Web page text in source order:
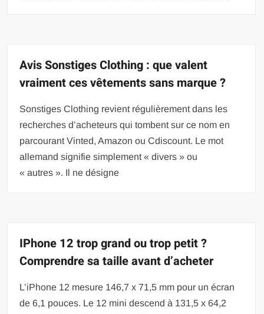
Avis Sonstiges Clothing : que valent
vraiment ces vêtements sans marque ?
Sonstiges Clothing revient régulièrement dans les
recherches d’acheteurs qui tombent sur ce nom en
parcourant Vinted, Amazon ou Cdiscount. Le mot
allemand signifie simplement « divers » ou
« autres ». Il ne désigne
IPhone 12 trop grand ou trop petit ?
Comprendre sa taille avant d’acheter
L’iPhone 12 mesure 146,7 x 71,5 mm pour un écran
de 6,1 pouces. Le 12 mini descend à 131,5 x 64,2